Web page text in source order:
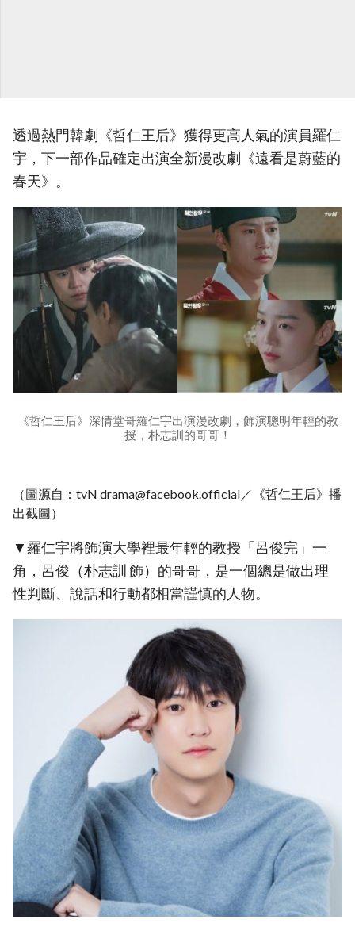
透過熱門韓劇《哲仁王后》獲得更高人氣的演員羅仁
宇，下一部作品確定出演全新漫改劇《遠看是蔚藍的
春天》。
《哲仁王后》深情堂哥羅仁宇出演漫改劇，飾演聰明年輕的教
授，朴志訓的哥哥！
（圖源自：tvN drama@facebook.official／《哲仁王后》播
出截圖）
▼羅仁宇將飾演大學裡最年輕的教授「呂俊完」一
角，呂俊（朴志訓 飾）的哥哥，是一個總是做出理
性判斷、說話和行動都相當謹慎的人物。